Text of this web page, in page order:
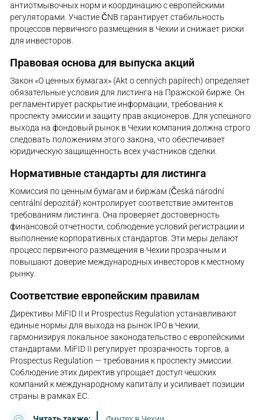
антиотмывочных норм и координацию с европейскими
регуляторами. Участие ČNB гарантирует стабильность
процессов первичного размещения в Чехии и снижает риски
для инвесторов.
Правовая основа для выпуска акций
Закон «О ценных бумагах» (Akt o cenných papírech) определяет
обязательные условия для листинга на Пражской бирже. Он
регламентирует раскрытие информации, требования к
проспекту эмиссии и защиту прав акционеров. Для успешного
выхода на фондовый рынок в Чехии компания должна строго
следовать положениям этого закона, что обеспечивает
юридическую защищенность всех участников сделки.
Нормативные стандарты для листинга
Комиссия по ценным бумагам и биржам (Česká národní
centrální depozitář) контролирует соответствие эмитентов
требованиям листинга. Она проверяет достоверность
финансовой отчетности, соблюдение условий регистрации и
выполнение корпоративных стандартов. Эти меры делают
процесс первичного размещения в Чехии прозрачным и
повышают доверие международных инвесторов к местному
рынку.
Соответствие европейским правилам
Директивы MiFID II и Prospectus Regulation устанавливают
единые нормы для выхода на рынок IPO в Чехии,
гармонизируя локальное законодательство с европейскими
стандартами. MiFID II регулирует прозрачность торгов, а
Prospectus Regulation — требования к проспекту эмиссии.
Соблюдение этих директив упрощает доступ чешских
компаний к международному капиталу и усиливает позиции
страны в рамках ЕС.